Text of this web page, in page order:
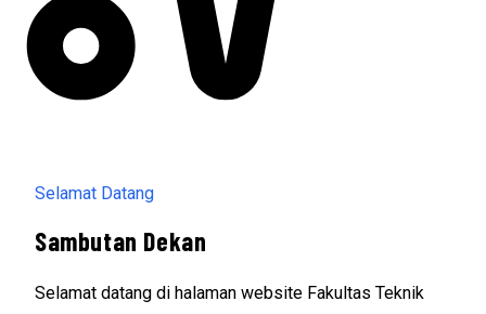
Selamat Datang
Sambutan Dekan
Selamat datang di halaman website Fakultas Teknik